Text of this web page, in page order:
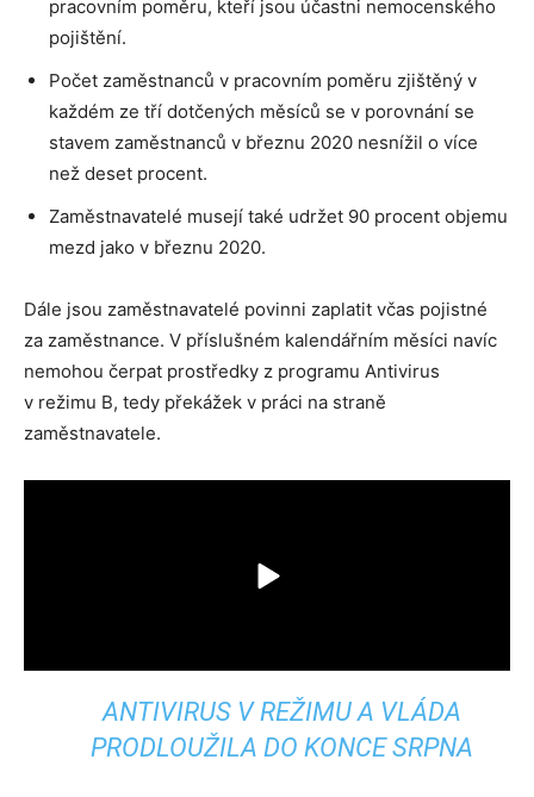
pracovním poměru, kteří jsou účastni nemocenského
pojištění.
Počet zaměstnanců v pracovním poměru zjištěný v
každém ze tří dotčených měsíců se v porovnání se
stavem zaměstnanců v březnu 2020 nesnížil o více
než deset procent.
Zaměstnavatelé musejí také udržet 90 procent objemu
mezd jako v březnu 2020.
Dále jsou zaměstnavatelé povinni zaplatit včas pojistné
za zaměstnance. V příslušném kalendářním měsíci navíc
nemohou čerpat prostředky z programu Antivirus
v režimu B, tedy překážek v práci na straně
zaměstnavatele.
ANTIVIRUS V REŽIMU A VLÁDA
PRODLOUŽILA DO KONCE SRPNA